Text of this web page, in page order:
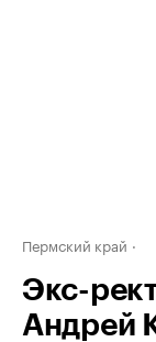
Пермский край
Экс-
Андрей